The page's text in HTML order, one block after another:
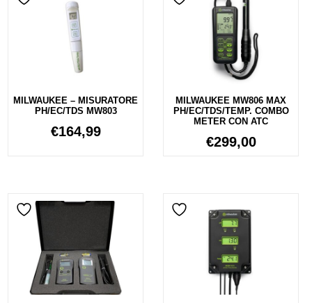
MILWAUKEE – MISURATORE
PH/EC/TDS MW803
€164,99
MILWAUKEE MW806 MAX
PH/EC/TDS/TEMP. COMBO
METER CON ATC
€299,00